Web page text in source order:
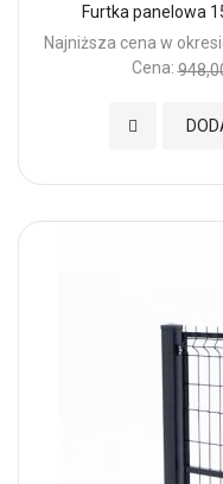
Furtka panelowa
Najniższa cena w
Cena:
Dodaj do